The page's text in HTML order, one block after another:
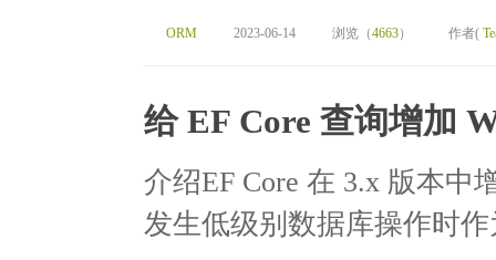
ORM 2023-06-14 浏览（4663） 作者(
给 EF Core 查询增加
介绍EF Core 在 3.x 版本中
发生低级别数据库操作时